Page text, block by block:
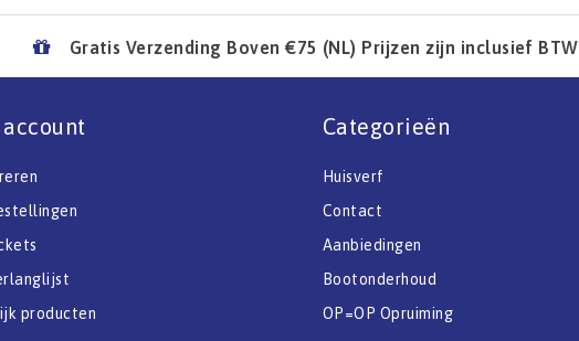
Gratis Verzending Boven €75 (NL) Prijzen zijn inclusief BTW
producten
Categorieën
Huisverf
Contact
Aanbiedingen
Bootonderhoud
OP=OP Opruiming